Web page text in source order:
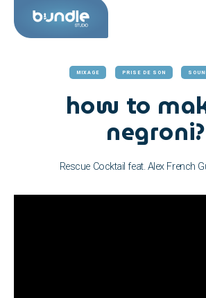
MIXAGE PRISE DE SON
how to
negroni?
Rescue Cocktail feat. Alex French